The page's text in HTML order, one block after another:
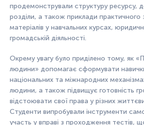
продемонстрували структуру ресурсу,
розділи, а також приклади практичного
матеріалів у навчальних курсах,
громадській діяльності.
Окрему увагу було приділено тому, як
людини» допомагає сформувати навички
національних та міжнародних
людини, а також підвищує готовність
відстоювати свої права у різних
Студенти випробували інструменти
участь у вправі з проходження тестів,